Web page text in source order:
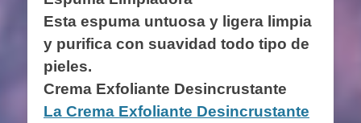
Esta espuma untuosa y ligera limpia
y purifica con suavidad todo tipo de
pieles.
Crema Exfoliante Desincrustante
La Crema Exfoliante Desincrustante